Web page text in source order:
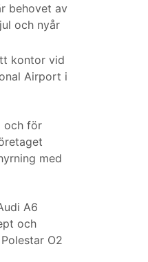
behovet av
och nyår
kontor vid
Airport i
och för
med
A6
och
O2